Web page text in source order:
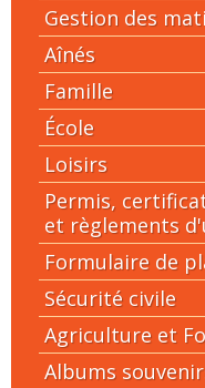
Gestion des
Aînés
Famille
École
Loisirs
Permis,
et règlements
Formulaire de
Sécurité civile
Agriculture et
Albums